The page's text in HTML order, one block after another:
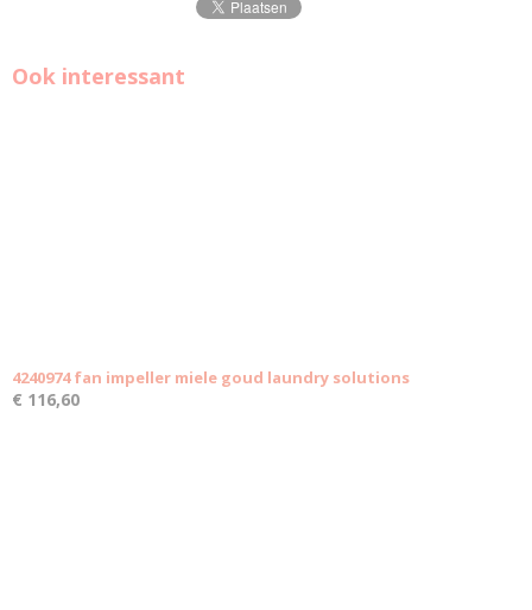
Ook interessant
4240974 fan impeller miele goud laundry solutions
€ 116,60